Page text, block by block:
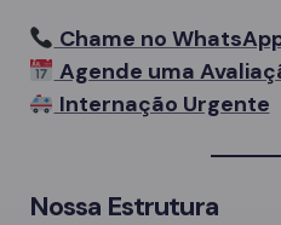
Chame no
Agende uma
Internação Urgente
Nossa Estrutura